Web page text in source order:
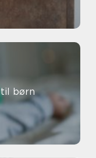
til børn